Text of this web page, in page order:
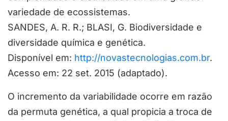
variedade de ecossistemas.
SANDES, A. R. R.; BLASI, G. Biodiversidade e
diversidade química e genética.
Disponível em: http://novastecnologias.com.br.
Acesso em: 22 set. 2015 (adaptado).
O incremento da variabilidade ocorre em razão
da permuta genética, a qual propicia a troca de